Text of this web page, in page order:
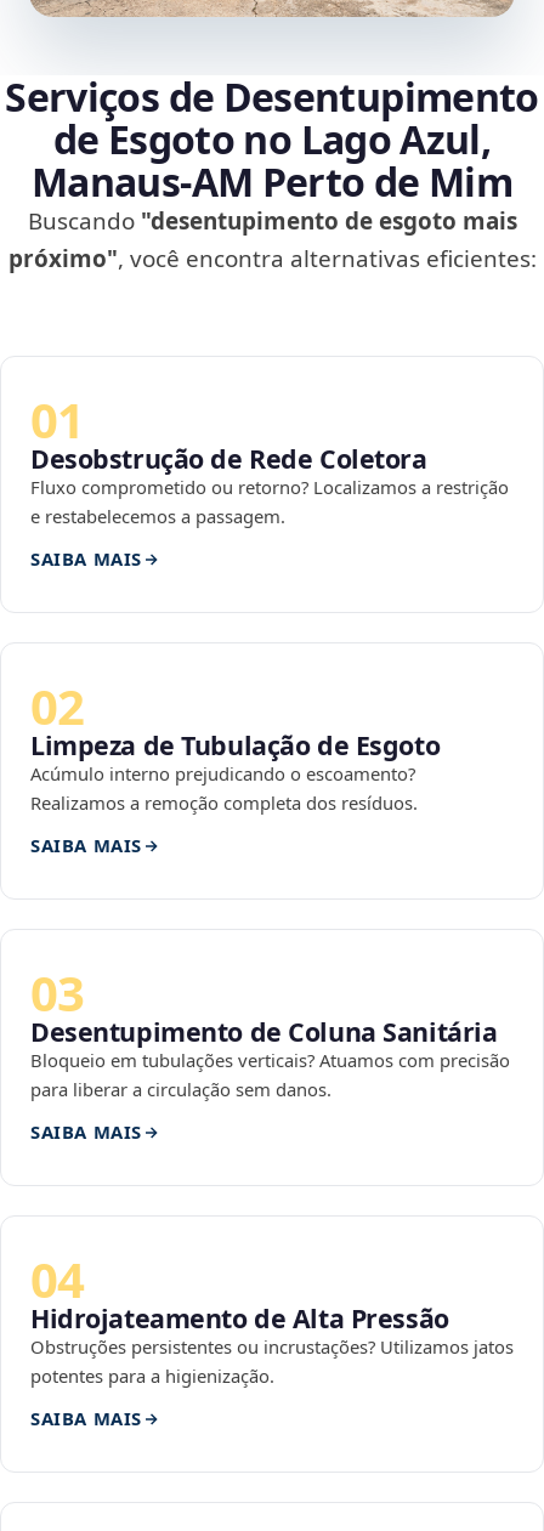
Serviços de Desentupimento
de Esgoto no Lago Azul,
Manaus‑AM Perto de Mim
Buscando "desentupimento de esgoto mais
próximo", você encontra alternativas eficientes:
01
Desobstrução de Rede Coletora
Fluxo comprometido ou retorno? Localizamos a restrição
e restabelecemos a passagem.
SAIBA MAIS
02
Limpeza de Tubulação de Esgoto
Acúmulo interno prejudicando o escoamento?
Realizamos a remoção completa dos resíduos.
SAIBA MAIS
03
Desentupimento de Coluna Sanitária
Bloqueio em tubulações verticais? Atuamos com precisão
para liberar a circulação sem danos.
SAIBA MAIS
04
Hidrojateamento de Alta Pressão
Obstruções persistentes ou incrustações? Utilizamos jatos
potentes para a higienização.
SAIBA MAIS